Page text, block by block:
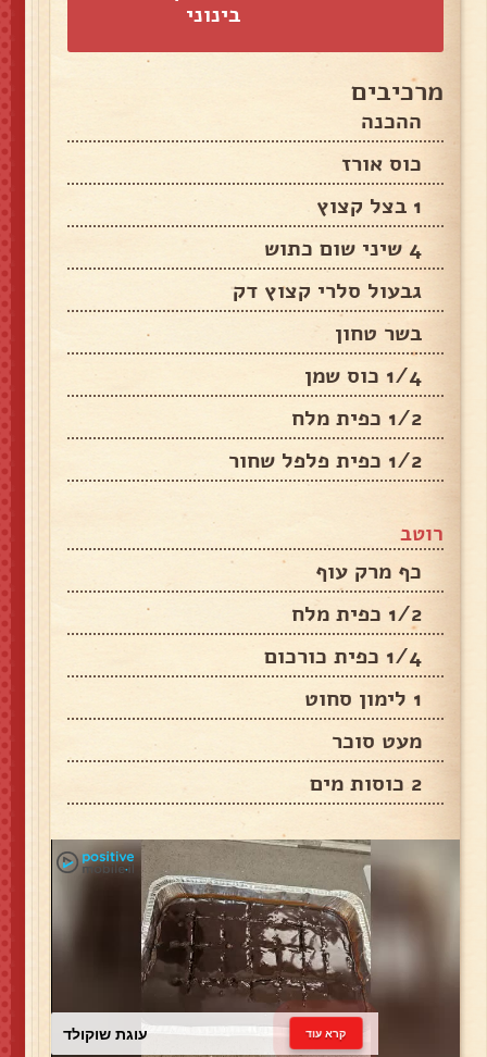
בינוני
מרכיבים
ההכנה
‏כוס אורז
1 בצל קצוץ
4 שיני שום כתוש
גבעול סלרי קצוץ דק
בשר טחון
1/4 כוס שמן
1/2 כפית מלח
1/2 כפית פלפל שחור
רוטב
כף מרק עוף
1/2 כפית מלח
1/4 כפית כורכום
1 לימון סחוט
מעט סוכר
2 כוסות מים
עוגת שוקולד קרא עוד